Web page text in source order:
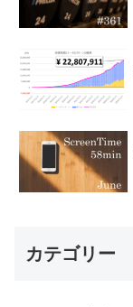
カテゴリー